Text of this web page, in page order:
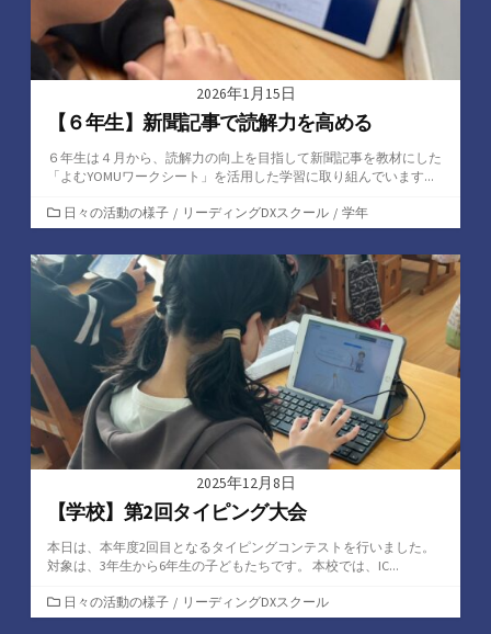
2026年1月15日
【６年生】新聞記事で読解力を高める
６年生は４月から、読解力の向上を目指して新聞記事を教材にした
「よむYOMUワークシート」を活用した学習に取り組んでいます...
カ
テ
ゴ
リ
ー
日々の活動の様子 / リーディングDXスクール / 学年
2025年12月8日
【学校】第2回タイピング大会
本日は、本年度2回目となるタイピングコンテストを行いました。
対象は、3年生から6年生の子どもたちです。 本校では、IC...
カ
テ
日々の活動の様子 / リーディングDXスクール